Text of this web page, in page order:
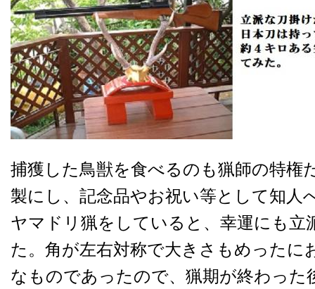
捕獲した鳥獣を食べるのも猟師の特権
製にし、記念品やお祝い等として知人
ヤマドリ猟をしていると、幸運にも立
た。角が左右対称で大きさもめったに
なものであったので、猟期が終わった